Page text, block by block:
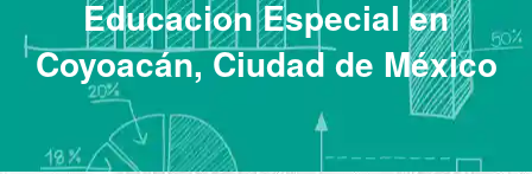
Educacion Especial en
Coyoacán, Ciudad de México